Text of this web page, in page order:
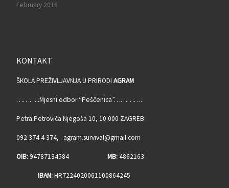
February 2018
KONTAKT
ŠKOLA PREŽIVLJAVNJA U PRIRODI AGRAM
………..Mjesni odbor “Peščenica”………….
Petra Petrovića Njegoša 10, 10 000 ZAGREB
092 374 4 374, agram.survival@gmail.com
OIB:94787134584 MB:4862163
IBAN:HR7224020061100864245